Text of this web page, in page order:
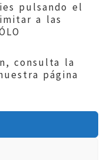
pulsando el
a las
consulta la
página
privacidad|
de Aragón|